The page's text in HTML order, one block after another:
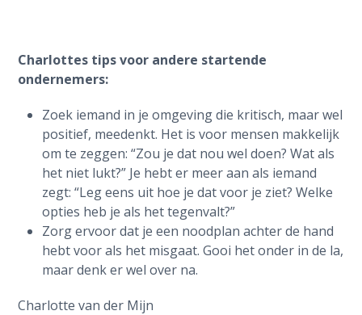
Charlottes tips voor andere startende
ondernemers:
Zoek iemand in je omgeving die kritisch, maar wel
positief, meedenkt. Het is voor mensen makkelijk
om te zeggen: “Zou je dat nou wel doen? Wat als
het niet lukt?” Je hebt er meer aan als iemand
zegt: “Leg eens uit hoe je dat voor je ziet? Welke
opties heb je als het tegenvalt?”
Zorg ervoor dat je een noodplan achter de hand
hebt voor als het misgaat. Gooi het onder in de la,
maar denk er wel over na.
Charlotte van der Mijn